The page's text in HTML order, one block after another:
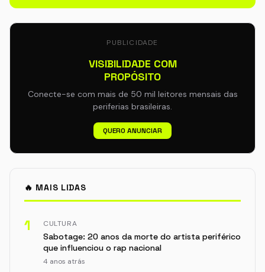
PUBLICIDADE
VISIBILIDADE COM
PROPÓSITO
Conecte-se com mais de 50 mil leitores mensais das
periferias brasileiras.
QUERO ANUNCIAR
🔥 MAIS LIDAS
1 CULTURA
Sabotage: 20 anos da morte do artista periférico
que influenciou o rap nacional
4 anos atrás